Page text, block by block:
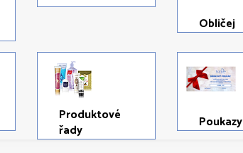
Obličej
Produktové
řady
Poukazy